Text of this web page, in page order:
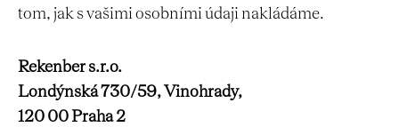
tom, jak s vašimi osobními údaji nakládáme.
Rekenber s.r.o.
Londýnská 730/59, Vinohrady,
120 00 Praha 2